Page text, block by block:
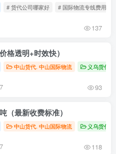
# 货代公司哪家好 # 国际物流专线费用
137
格透明+时效快）
中山货代. 中山国际物流 义乌货代
93
（最新收费标准）
中山货代. 中山国际物流 义乌货代
118